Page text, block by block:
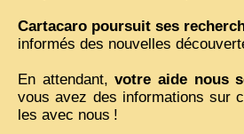
Cartacaro poursuit ses
informés des nouvelles
En attendant,votre aide nous
vous avez des informations sur
les avec nous !